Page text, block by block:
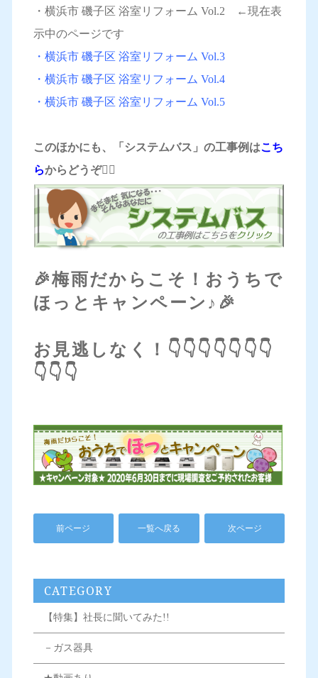
・横浜市 磯子区 浴室リフォーム Vol.2 ←現在表
示中のページです
・横浜市 磯子区 浴室リフォーム Vol.3
・横浜市 磯子区 浴室リフォーム Vol.4
・横浜市 磯子区 浴室リフォーム Vol.5
このほかにも、「システムバス」の工事例はこち
らからどうぞ💁‍♀️
🎉梅雨だからこそ！おうちで
ほっとキャンペーン♪🎉
お見逃しなく！👇👇👇👇👇👇👇
👇👇👇
前ページ 一覧へ戻る 次ページ
CATEGORY
【特集】社長に聞いてみた!!
－ガス器具